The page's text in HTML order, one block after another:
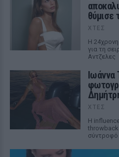
θύμισε
ΧΤΕΣ
Η
για τη
Αντζελες
Ιωάννα
ΧΤΕΣ
Η
throwback
σύντροφό